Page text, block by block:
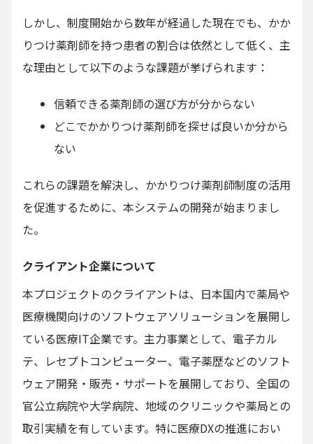
しかし、制度開始から数年が経過した現在でも、かか
りつけ薬剤師を持つ患者の割合は依然として低く、主
な理由として以下のような課題が挙げられます：
信頼できる薬剤師の選び方が分からない
どこでかかりつけ薬剤師を探せば良いか分から
ない
これらの課題を解決し、かかりつけ薬剤師制度の活用
を促進するために、本システムの開発が始まりまし
た。
クライアント企業について
本プロジェクトのクライアントは、日本国内で薬局や
医療機関向けのソフトウェアソリューションを展開し
ている医療IT企業です。主力事業として、電子カル
テ、レセプトコンピューター、電子薬歴などのソフト
ウェア開発・販売・サポートを展開しており、全国の
官公立病院や大学病院、地域のクリニックや薬局との
取引実績を有しています。特に医療DXの推進におい